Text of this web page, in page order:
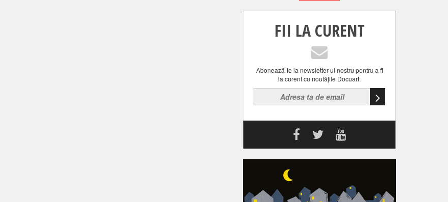
FII LA CURENT
Abonează-te la newsletter-ul nostru pentru a fi
la curent cu noutăţile Docuart.